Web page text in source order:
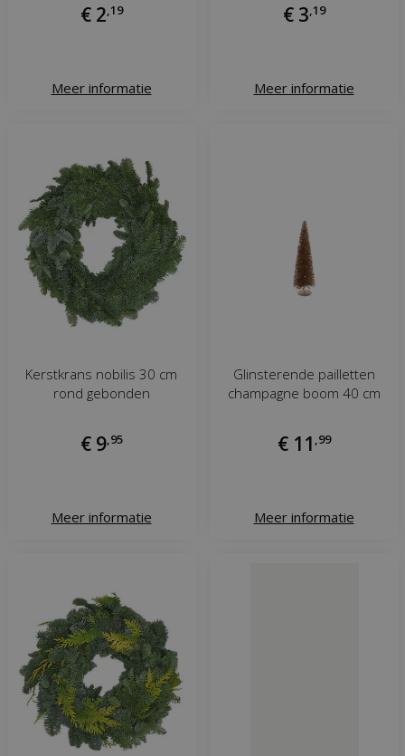
€ 2 19
Meer informatie
€ 3 19
Meer informatie
Kerstkrans nobilis 30 cm
rond gebonden
€ 9, 95
Meer informatie
Glinsterende pailletten
champagne boom 40 cm
€ 11 99
Meer informatie